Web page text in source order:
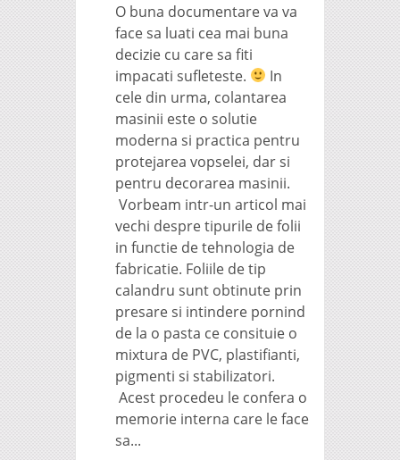
O buna documentare va va
face sa luati cea mai buna
decizie cu care sa fiti
impacati sufleteste.
In
cele din urma, colantarea
masinii este o solutie
moderna si practica pentru
protejarea vopselei, dar si
pentru decorarea masinii.
Vorbeam intr-un articol mai
vechi despre tipurile de folii
in functie de tehnologia de
fabricatie. Foliile de tip
calandru sunt obtinute prin
presare si intindere pornind
de la o pasta ce consituie o
mixtura de PVC, plastifianti,
pigmenti si stabilizatori.
Acest procedeu le confera o
memorie interna care le face
sa...